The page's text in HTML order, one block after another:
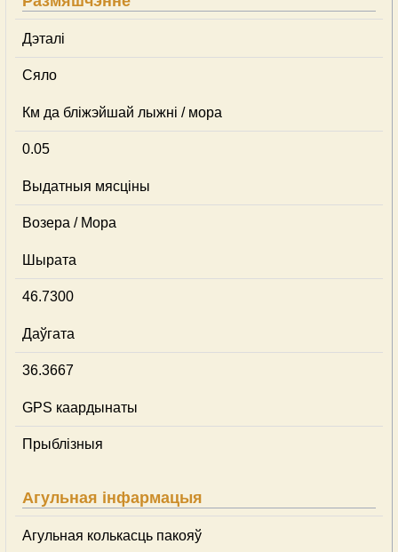
Дэталі
Сяло
Км да бліжэйшай лыжні / мора
0.05
Выдатныя мясціны
Возера / Мора
Шырата
46.7300
Даўгата
36.3667
GPS каардынаты
Прыблізныя
Агульная інфармацыя
Агульная колькасць пакояў